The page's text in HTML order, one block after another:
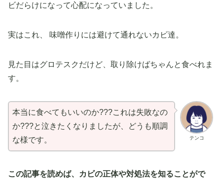
ビだらけになって心配になっていました。
実はこれ、 味噌作りには避けて通れないカビ達。
見た目はグロテスクだけど、取り除けばちゃんと食べれま
す。
テンコ
本当に食べてもいいのか???これは失敗なの
か???と泣きたくなりましたが、どうも順調
な様です。
この記事を読めば、カビの正体や対処法を知ることがで